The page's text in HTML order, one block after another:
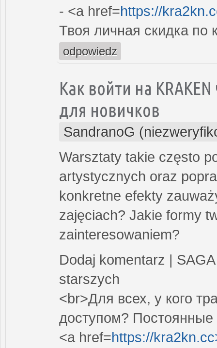
- <a href=https://
Твоя личная скидка по
odpowiedz
Как войти на
для новичков
SandranoG
Warsztaty takie często
artystycznych oraz
konkretne efekty
zajęciach? Jakie formy
zainteresowaniem?
Dodaj komentarz |
starszych
<br>Для всех, у кого
доступом?
<a href=https://